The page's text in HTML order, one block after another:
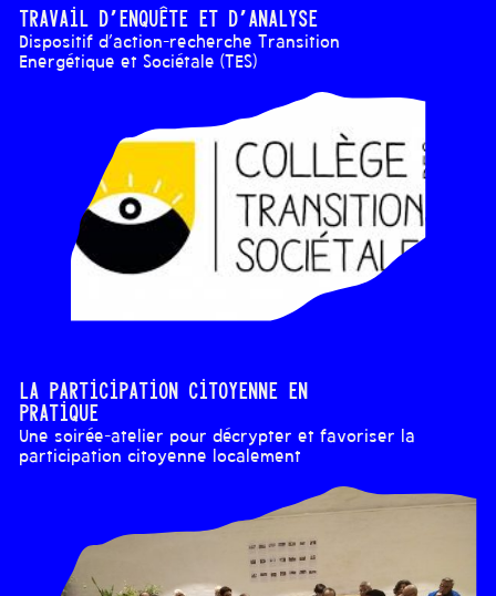
Travail d’enquête et d’analyse
Dispositif d'action-recherche Transition
Energétique et Sociétale (TES)
La participation citoyenne en
pratique
Une soirée-atelier pour décrypter et favoriser la
participation citoyenne localement